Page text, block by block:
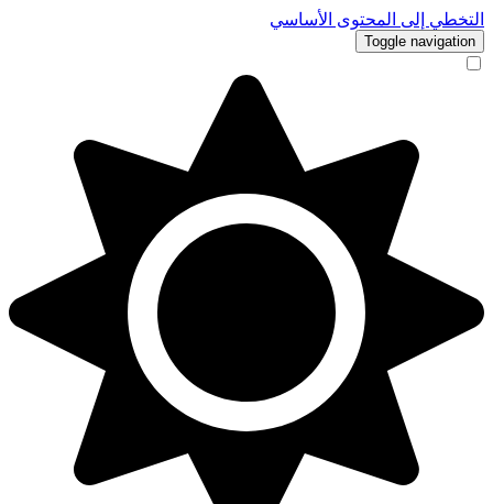
التخطي إلى المحتوى الأساسي
Toggle navigation